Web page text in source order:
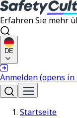
Erfahren Sie mehr
DE
Anmelden(opens
Startseite